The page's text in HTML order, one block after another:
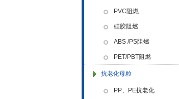
PVC阻燃
硅胶阻燃
ABS /PS阻燃
PET/PBT阻燃
抗老化母粒
PP、PE抗老化
金微纳米荣获“国家高新技术企